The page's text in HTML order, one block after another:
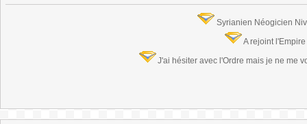
Syrianien Néogicien
A rejoint l'Empire
J'ai hésiter avec l'Ordre mais je ne me